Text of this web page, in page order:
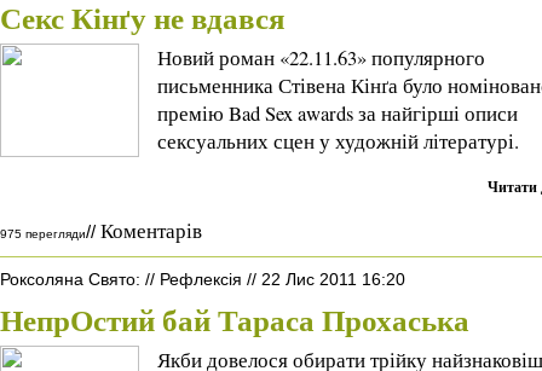
Секс Кінґу не вдався
Новий роман «22.11.63» популярного
письменника Стівена Кінґа було
премію Bad Sex awards за найгірші описи
сексуальних сцен у художній літературі.
Читати
975 перегляди// Коментарів
Роксоляна Свято: // Рефлексія // 22 Лис 2011 16:20
НепрОстий бай Тараса Прохаська
Якби довелося обирати трійку